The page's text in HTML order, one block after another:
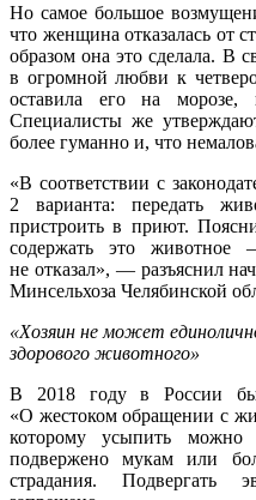
Но самое большое
что женщина отказалась от
образом она это сделала. В
в огромной любви к
оставила его на морозе,
Специалисты же
более гуманно и, что
«В соответствии с
2 варианта: передать
пристроить в приют.
содержать это
не отказал», — разъяснил
Минсельхоза Челябинской
«Хозяин не может
здорового животного»
В 2018 году в России
«О жестоком обращении с
которому усыпить можно
подвержено мукам или
страдания. Подвергать